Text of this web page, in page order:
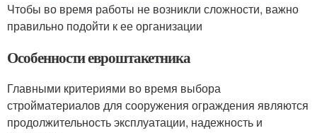
Чтобы во время работы не возникли сложности, важно
правильно подойти к ее организации
Особенности евроштакетника
Главными критериями во время выбора
стройматериалов для сооружения ограждения являются
продолжительность эксплуатации, надежность и